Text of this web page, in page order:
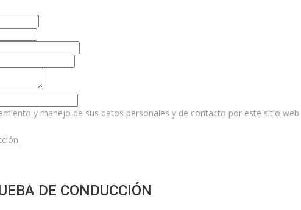
y manejo de sus datos personales y de contacto por este sitio web.
DE CONDUCCIÓN